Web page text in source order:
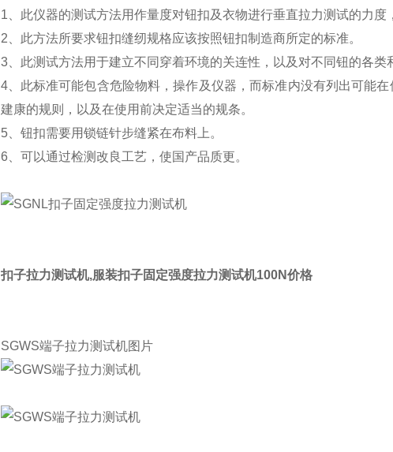
1、此仪器的测试方法用作量度对钮扣及衣物进行垂直拉力测试的力度
2、此方法所要求钮扣缝纫规格应该按照钮扣制造商所定的标准。
3、此测试方法用于建立不同穿着环境的关连性，以及对不同钮的各类
4、此标准可能包含危险物料，操作及仪器，而标准内没有列出可能
建康的规则，以及在使用前决定适当的规条。
5、钮扣需要用锁链针步缝紧在布料上。
6、可以通过检测改良工艺，使国产品质更。
扣子拉力测试机,服装扣子固定强度拉力测试机100N价格
SGWS端子拉力测试机图片